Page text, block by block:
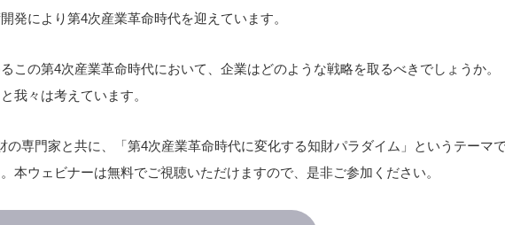
発により第4次産業革命時代を迎えています。
この第4次産業革命時代において、企業はどのような戦略を取るべきでしょうか。
我々は考えています。
の専門家と共に、「第4次産業革命時代に変化する知財パラダイム」というテーマ
本ウェビナーは無料でご視聴いただけますので、是非ご参加ください。